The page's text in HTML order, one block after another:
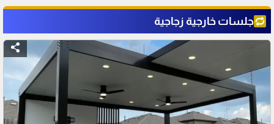
جلسات خارجية زجاجية